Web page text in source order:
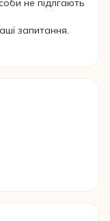
не підлгають
запитання.